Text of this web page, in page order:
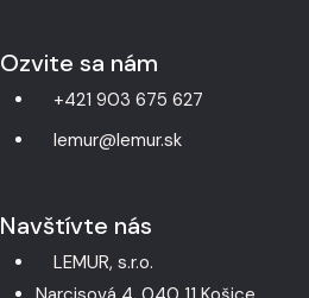
Ozvite sa nám
+421 903 675 627
lemur@lemur.sk
Navštívte nás
LEMUR, s.r.o.